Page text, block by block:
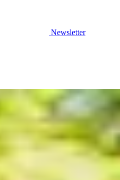
Newsletter